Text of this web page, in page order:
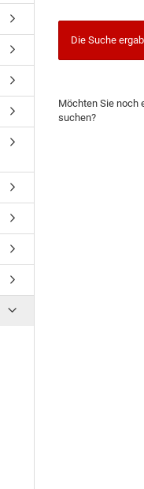
Die Suche
Möchten Sie noch
suchen?